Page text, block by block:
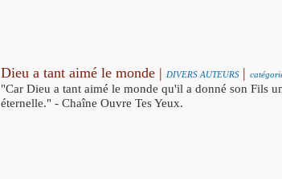
Dieu a tant aimé le monde | DIVERS AUTEURS |
"Car Dieu a tant aimé le monde qu'il a donné son Fils
éternelle." - Chaîne Ouvre Tes Yeux.